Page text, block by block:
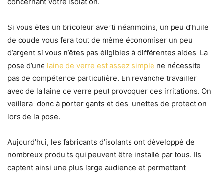
Si vous êtes un bricoleur averti néanmoins, un peu d’huile
de coude vous fera tout de même économiser un peu
d’argent si vous n’êtes pas éligibles à différentes aides. La
pose d’une laine de verre est assez simple ne nécessite
pas de compétence particulière. En revanche travailler
avec de la laine de verre peut provoquer des irritations. On
veillera donc à porter gants et des lunettes de protection
lors de la pose.
Aujourd’hui, les fabricants d’isolants ont développé de
nombreux produits qui peuvent être installé par tous. Ils
captent ainsi une plus large audience et permettent